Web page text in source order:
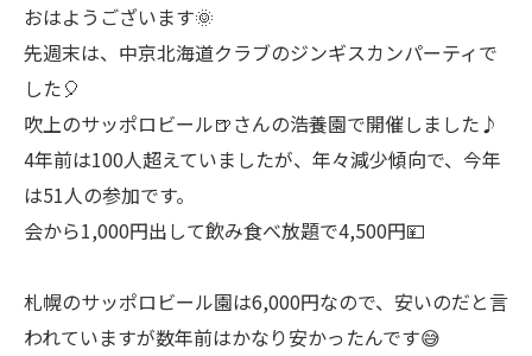
おはようございます🌞
先週末は、中京北海道クラブのジンギスカンパーティで
した🎈
吹上のサッポロビール🍺さんの浩養園で開催しました♪
4年前は100人超えていましたが、年々減少傾向で、今年
は51人の参加です。
会から1,000円出して飲み食べ放題で4,500円💴
札幌のサッポロビール園は6,000円なので、安いのだと言
われていますが数年前はかなり安かったんです😅